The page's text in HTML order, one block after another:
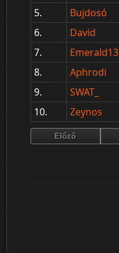
5.
Bujdosó
6.
David
7.
Emerald13
8.
Aphrodi
9.
SWAT_
10.
Zeynos